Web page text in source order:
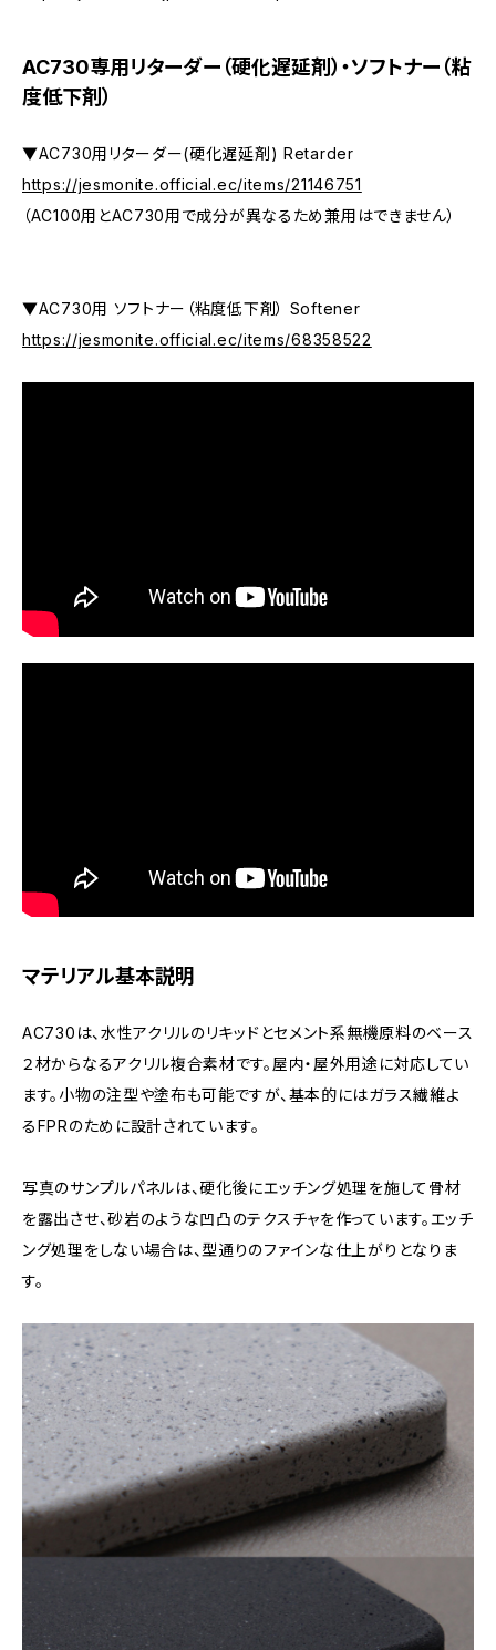
AC730専用リターダー（硬化遅延剤）・ソフトナー（粘
度低下剤）
▼AC730用リターダー(硬化遅延剤) Retarder
https://jesmonite.official.ec/items/21146751
（AC100用とAC730用で成分が異なるため兼用はできません）
▼AC730用 ソフトナー（粘度低下剤） Softener
https://jesmonite.official.ec/items/68358522
マテリアル基本説明
AC730は、水性アクリルのリキッドとセメント系無機原料のベース
２材からなるアクリル複合素材です。屋内・屋外用途に対応してい
ます。小物の注型や塗布も可能ですが、基本的にはガラス繊維よ
るFPRのために設計されています。
写真のサンプルパネルは、硬化後にエッチング処理を施して骨材
を露出させ、砂岩のような凹凸のテクスチャを作っています。エッチ
ング処理をしない場合は、型通りのファインな仕上がりとなりま
す。